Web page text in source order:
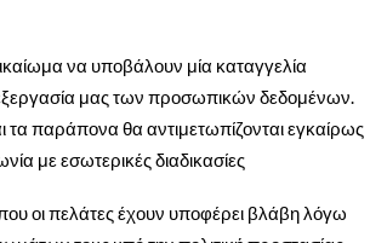
να υποβάλουν μία καταγγελία
μας των προσωπικών δεδομένων.
παράπονα θα αντιμετωπίζονται εγκαίρως
με εσωτερικές διαδικασίες
οι πελάτες έχουν υποφέρει βλάβη λόγω